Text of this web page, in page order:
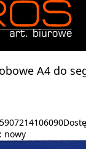
A4 do
5907214106090
nowy